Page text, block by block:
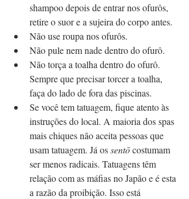
shampoo depois de entrar nos ofurôs,
retire o suor e a sujeira do corpo antes.
Não use roupa nos ofurôs.
Não pule nem nade dentro do ofurô.
Não torça a toalha dentro do ofurô.
Sempre que precisar torcer a toalha,
faça do lado de fora das piscinas.
Se você tem tatuagem, fique atento às
instruções do local. A maioria dos spas
mais chiques não aceita pessoas que
usam tatuagem. Já os sentō costumam
ser menos radicais. Tatuagens têm
relação com as máfias no Japão e é esta
a razão da proibição. Isso está